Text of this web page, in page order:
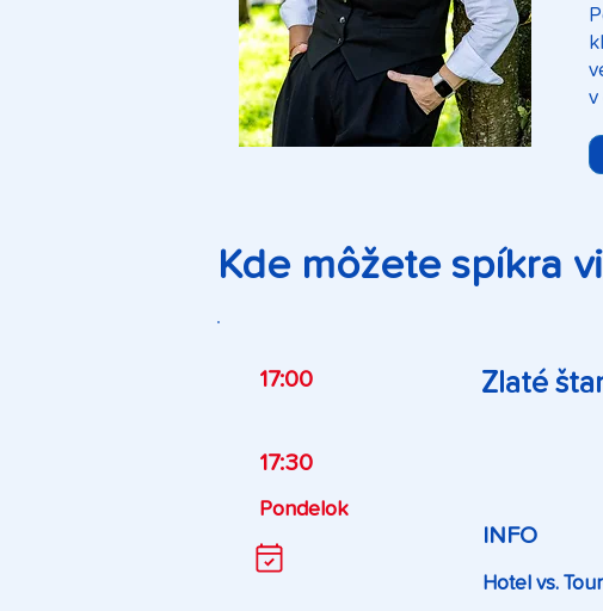
v
Kde môžete spíkra
17:00
17:30
Pondelok
Zlaté
INFO
Hotel vs.